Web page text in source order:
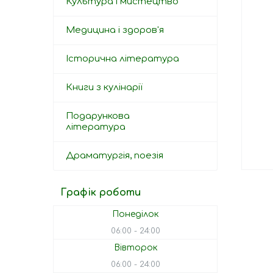
Медицина і здоров'я
Історична література
Книги з кулінарії
Подарункова
література
Драматургія, поезія
Графік роботи
Понеділок
06:00 24:00
Вівторок
06:00 24:00